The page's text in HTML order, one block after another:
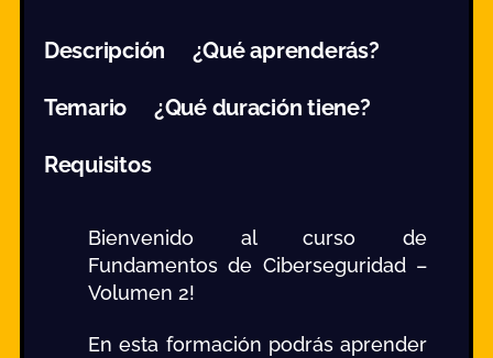
Descripción ¿Qué aprenderás?
Temario ¿Qué duración tiene?
Requisitos
Bienvenido al curso de
Fundamentos de Ciberseguridad –
Volumen 2!
En esta formación podrás aprender